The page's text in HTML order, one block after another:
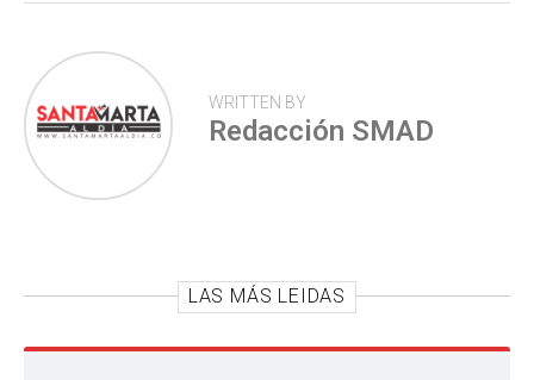
WRITTEN BY
Redacción SMAD
LAS MÁS LEIDAS